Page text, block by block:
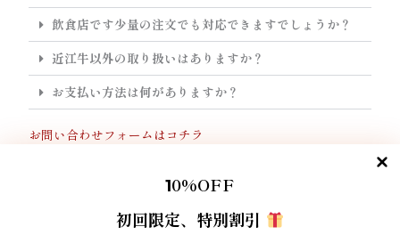
飲食店です少量の注文でも対応できますでしょうか？
近江牛以外の取り扱いはありますか？
お支払い方法は何がありますか？
お問い合わせフォームはコチラ
10%OFF
初回限定、特別割引
ショップ
ご利用ガイド